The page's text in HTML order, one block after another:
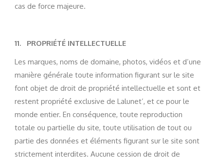
cas de force majeure.
11. PROPRIÉTÉ INTELLECTUELLE
Les marques, noms de domaine, photos, vidéos et d’une
manière générale toute information figurant sur le site
font objet de droit de propriété intellectuelle et sont et
restent propriété exclusive de Lalunet’, et ce pour le
monde entier. En conséquence, toute reproduction
totale ou partielle du site, toute utilisation de tout ou
partie des données et éléments figurant sur le site sont
strictement interdites. Aucune cession de droit de